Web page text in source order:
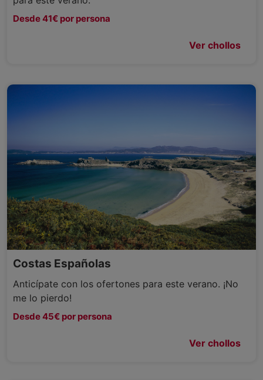
Desde 41€ por persona
Ver chollos
Costas Españolas
Anticípate con los ofertones para este verano. ¡No
me lo pierdo!
Desde 45€ por persona
Ver chollos